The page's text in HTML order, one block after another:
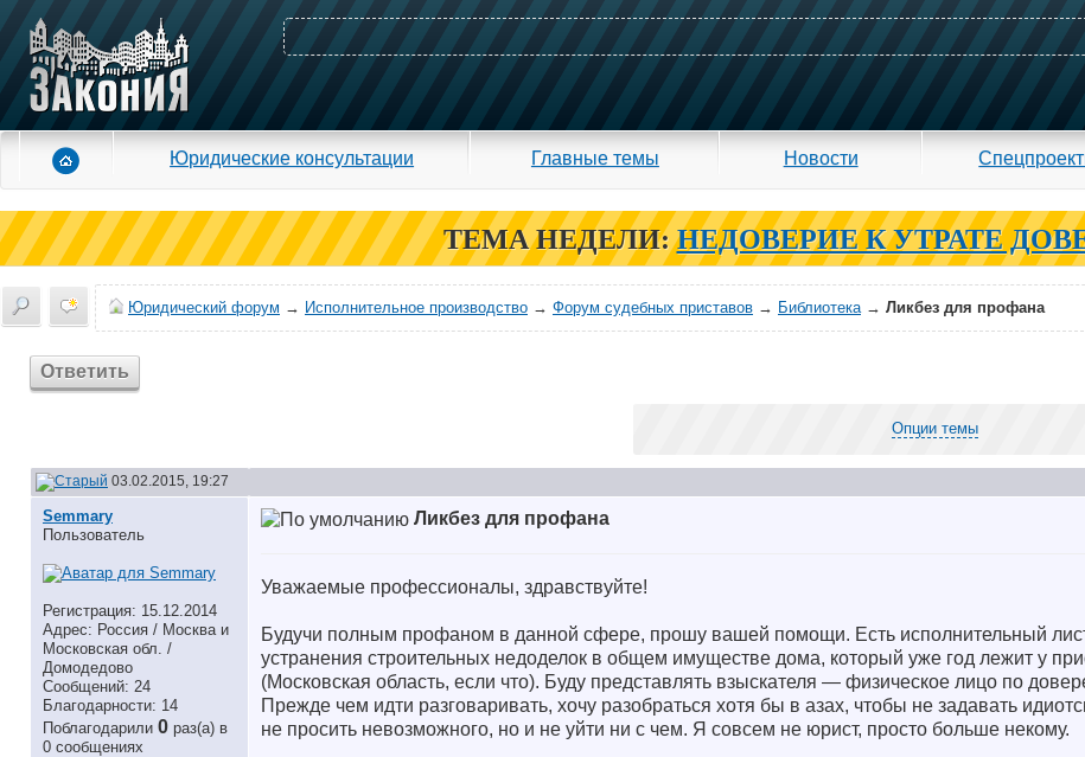
Юридические консультации Главные темы Новости
ТЕМА НЕДЕЛИ: НЕДОВЕРИЕ К УТРАТЕ
Юридический форум → Исполнительное производство → Форум судебных приставов → Библиотека→ Ликбез для профана
Ответить
Опции темы
03.02.2015, 19:27
Semmary
Пользователь
Регистрация: 15.12.2014
Адрес: Россия / Москва и
Московская обл. /
Домодедово
Сообщений: 24
Благодарности: 14
Поблагодарили 0 раз(а) в
0 сообщениях
Ликбез для профана
Уважаемые профессионалы, здравствуйте!
Будучи полным профаном в данной сфере, прошу вашей помощи. Есть исполнительный
устранения строительных недоделок в общем имуществе дома, который уже год лежит у
(Московская область, если что). Буду представлять взыскателя — физическое лицо по
Прежде чем идти разговаривать, хочу разобраться хотя бы в азах, чтобы не задавать
не просить невозможного, но и не уйти ни с чем. Я совсем не юрист, просто больше некому.